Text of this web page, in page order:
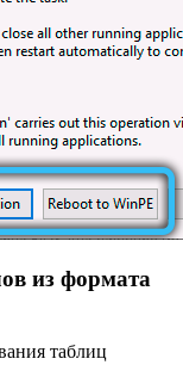
из формата
таблиц